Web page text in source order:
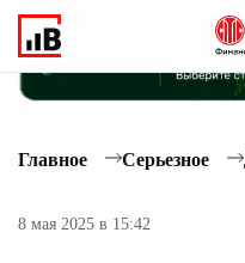
Главное Серьезное
8 мая 2025 в 15:42